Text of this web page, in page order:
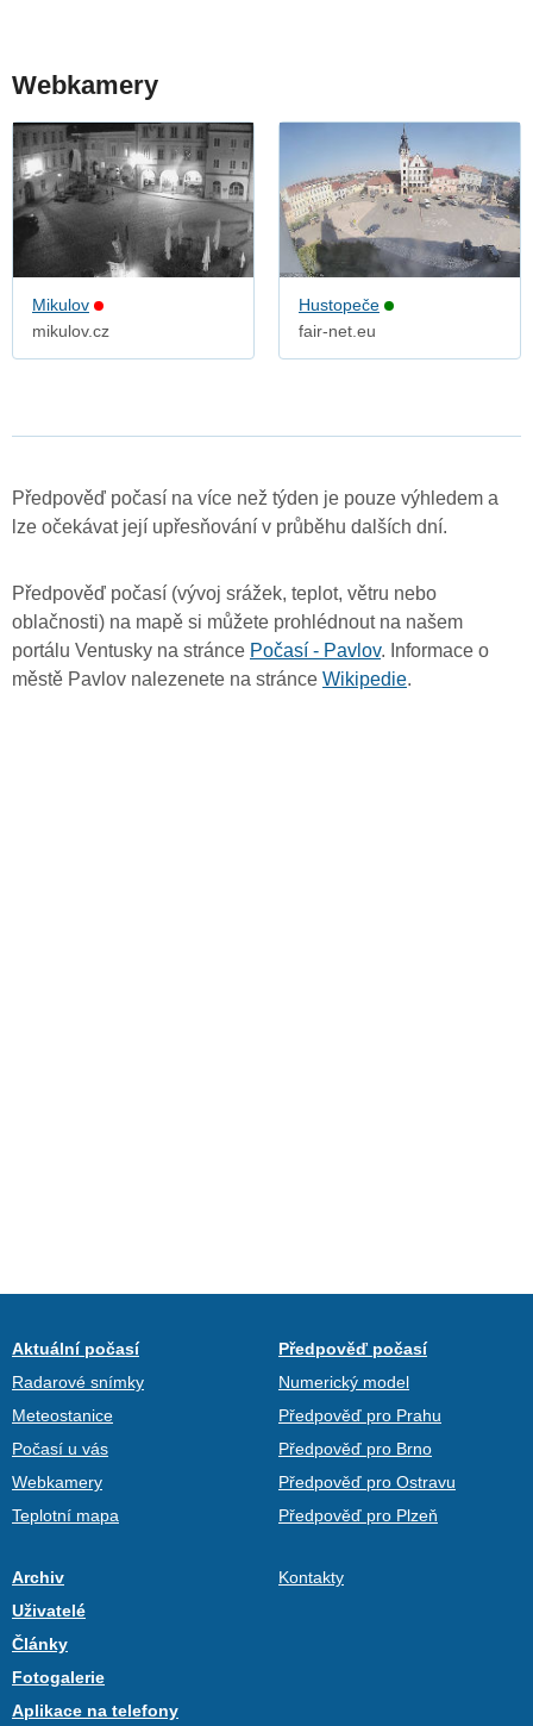
Webkamery
Mikulov
mikulov.cz
Hustopeče
fair-net.eu
Předpověď počasí na více než týden je pouze výhledem a
lze očekávat její upřesňování v průběhu dalších dní.
Předpověď počasí (vývoj srážek, teplot, větru nebo
oblačnosti) na mapě si můžete prohlédnout na našem
portálu Ventusky na stránce Počasí - Pavlov. Informace o
městě Pavlov nalezenete na stránce Wikipedie.
Aktuální počasí
Radarové snímky
Meteostanice
Počasí u vás
Webkamery
Teplotní mapa
Předpověď počasí
Numerický model
Předpověď pro Prahu
Předpověď pro Brno
Předpověď pro Ostravu
Předpověď pro Plzeň
Archiv
Uživatelé
Články
Fotogalerie
Aplikace na telefony
Kontakty